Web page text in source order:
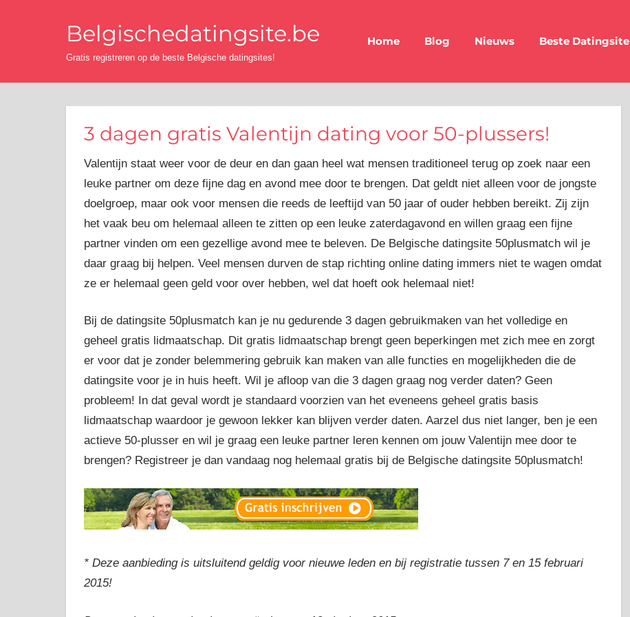
Belgischedatingsite.be
Gratis registreren op de beste Belgische datingsites!
Home Blog Nieuws Beste Datingsite
3 dagen gratis Valentijn dating voor 50-plussers!
Valentijn staat weer voor de deur en dan gaan heel wat mensen traditioneel terug op zoek naar een
leuke partner om deze fijne dag en avond mee door te brengen. Dat geldt niet alleen voor de jongste
doelgroep, maar ook voor mensen die reeds de leeftijd van 50 jaar of ouder hebben bereikt. Zij zijn
het vaak beu om helemaal alleen te zitten op een leuke zaterdagavond en willen graag een fijne
partner vinden om een gezellige avond mee te beleven. De Belgische datingsite 50plusmatch wil je
daar graag bij helpen. Veel mensen durven de stap richting online dating immers niet te wagen omdat
ze er helemaal geen geld voor over hebben, wel dat hoeft ook helemaal niet!
Bij de datingsite 50plusmatch kan je nu gedurende 3 dagen gebruikmaken van het volledige en
geheel gratis lidmaatschap. Dit gratis lidmaatschap brengt geen beperkingen met zich mee en zorgt
er voor dat je zonder belemmering gebruik kan maken van alle functies en mogelijkheden die de
datingsite voor je in huis heeft. Wil je afloop van die 3 dagen graag nog verder daten? Geen
probleem! In dat geval wordt je standaard voorzien van het eveneens geheel gratis basis
lidmaatschap waardoor je gewoon lekker kan blijven verder daten. Aarzel dus niet langer, ben je een
actieve 50-plusser en wil je graag een leuke partner leren kennen om jouw Valentijn mee door te
brengen? Registreer je dan vandaag nog helemaal gratis bij de Belgische datingsite 50plusmatch!
* Deze aanbieding is uitsluitend geldig voor nieuwe leden en bij registratie tussen 7 en 15 februari
2015!